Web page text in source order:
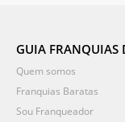
GUIA FRANQUIAS
Quem somos
Franquias Baratas
Sou Franqueador